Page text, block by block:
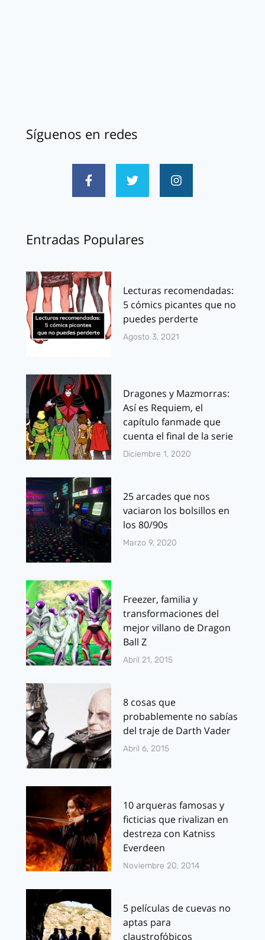
Síguenos en redes
Entradas Populares
Lecturas recomendadas:
5 cómics picantes que no
puedes perderte
Agosto 3, 2021
Dragones y Mazmorras:
Así es Requiem, el
capítulo fanmade que
cuenta el final de la serie
Diciembre 1, 2020
25 arcades que nos
vaciaron los bolsillos en
los 80/90s
Marzo 9, 2020
Freezer, familia y
transformaciones del
mejor villano de Dragon
Ball Z
Abril 21, 2015
8 cosas que
probablemente no sabías
del traje de Darth Vader
Abril 6, 2015
10 arqueras famosas y
ficticias que rivalizan en
destreza con Katniss
Everdeen
Noviembre 20, 2014
5 películas de cuevas no
aptas para
claustrofóbicos